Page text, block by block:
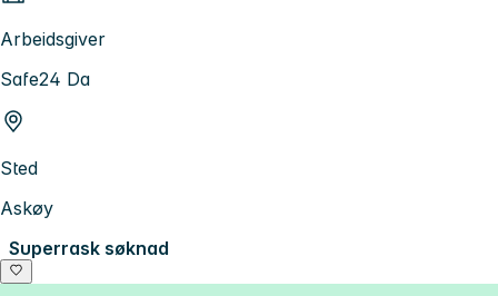
Arbeidsgiver
Safe24 Da
Sted
Askøy
Superrask søknad